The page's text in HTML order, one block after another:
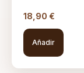
18,90 €
Añadir